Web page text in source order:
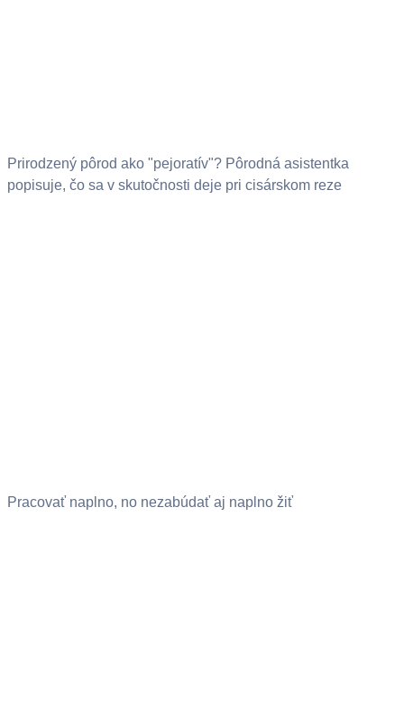
Prirodzený pôrod ako "pejoratív"? Pôrodná asistentka
popisuje, čo sa v skutočnosti deje pri cisárskom reze
Pracovať naplno, no nezabúdať aj naplno žiť